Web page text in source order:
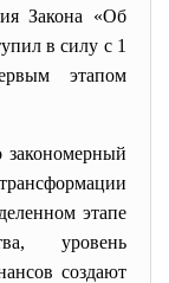
Закона «Об
в силу с 1
этапом
этапе
уровень
создают